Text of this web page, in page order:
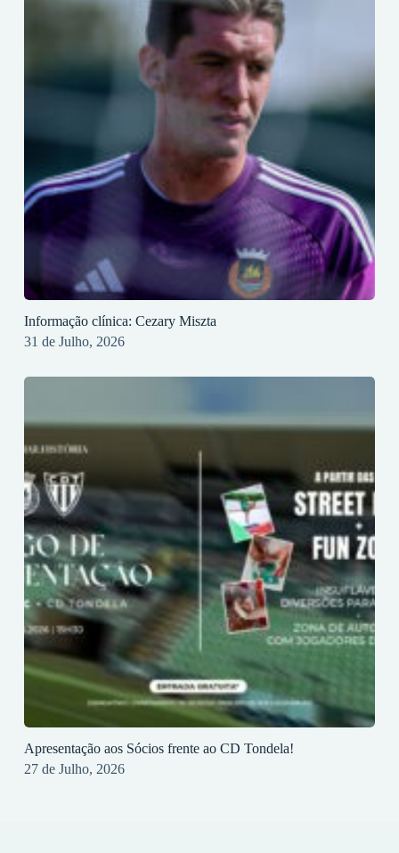
Informação clínica: Cezary Miszta
31 de Julho, 2026
Apresentação aos Sócios frente ao CD Tondela!
27 de Julho, 2026